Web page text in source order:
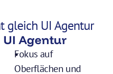
gleich UI Agentur
UI Agentur
Fokus auf
Oberflächen und